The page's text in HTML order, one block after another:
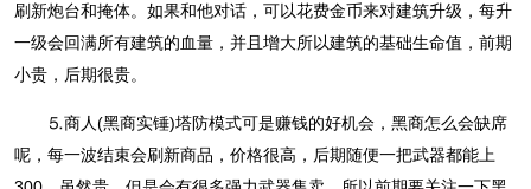
刷新炮台和掩体。如果和他对话，可以花费金币来对建筑升级，每升
一级会回满所有建筑的血量，并且增大所以建筑的基础生命值，前期
小贵，后期很贵。
⒌商人(黑商实锤)塔防模式可是赚钱的好机会，黑商怎么会缺席
呢，每一波结束会刷新商品，价格很高，后期随便一把武器都能上